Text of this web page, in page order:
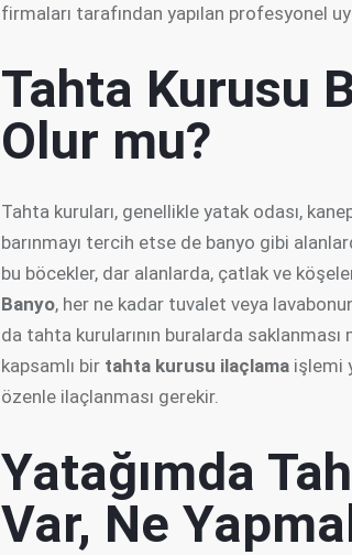
firmaları tarafından yapılan profesyonel
Tahta Kurusu
Olur mu?
Tahta kuruları, genellikle yatak odası,
barınmayı tercih etse de banyo gibi
bu böcekler, dar alanlarda, çatlak ve
Banyo, her ne kadar tuvalet veya
da tahta kurularının buralarda saklanması
kapsamlı bir tahta kurusu ilaçlama işlemi
özenle ilaçlanması gerekir.
Yatağımda
Var, Ne